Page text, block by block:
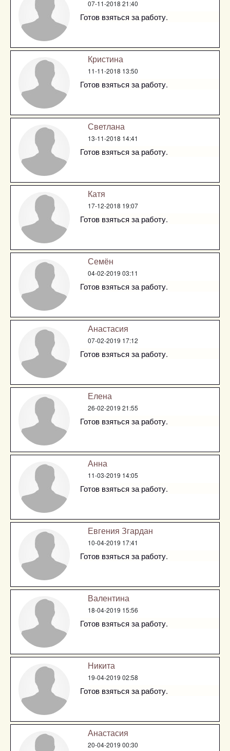
07-11-2018 21:40
Готов взяться за работу.
Кристина
11-11-2018 13:50
Готов взяться за работу.
Светлана
13-11-2018 14:41
Готов взяться за работу.
Катя
17-12-2018 19:07
Готов взяться за работу.
Семён
04-02-2019 03:11
Готов взяться за работу.
Анастасия
07-02-2019 17:12
Готов взяться за работу.
Елена
26-02-2019 21:55
Готов взяться за работу.
Анна
11-03-2019 14:05
Готов взяться за работу.
Евгения Згардан
10-04-2019 17:41
Готов взяться за работу.
Валентина
18-04-2019 15:56
Готов взяться за работу.
Никита
19-04-2019 02:58
Готов взяться за работу.
Анастасия
20-04-2019 00:30